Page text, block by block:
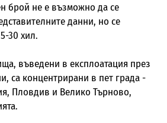
брой не е възможно да се
данни, но се
30 хил.
въведени в експлоатация през
са концентрирани в пет града -
Пловдив и Велико Търново,